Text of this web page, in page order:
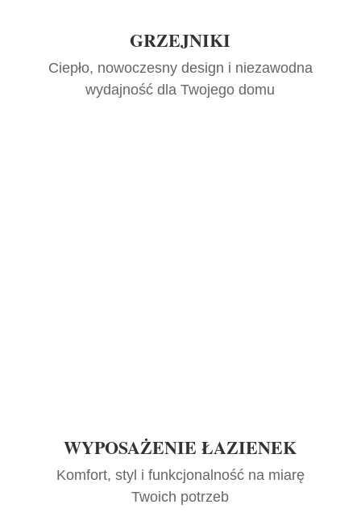
GRZEJNIKI
Ciepło, nowoczesny design i niezawodna
wydajność dla Twojego domu
WYPOSAŻENIE ŁAZIENEK
Komfort, styl i funkcjonalność na miarę
Twoich potrzeb